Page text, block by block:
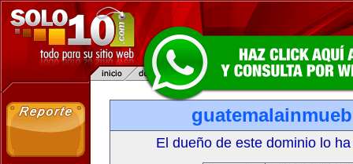
El dueño de este dominio lo